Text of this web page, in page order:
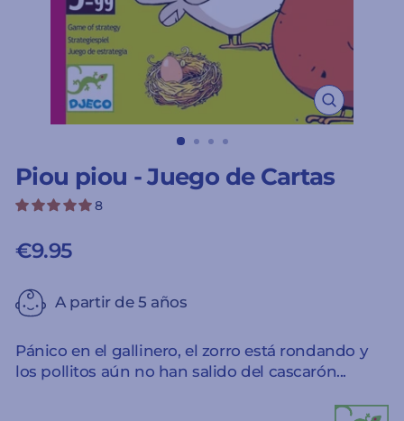
CERRAR
(ESC)
Piou piou - Juego de Cartas
8
€9.95
A partir de 5 años
Pánico en el gallinero, el zorro está rondando y
los pollitos aún no han salido del cascarón...